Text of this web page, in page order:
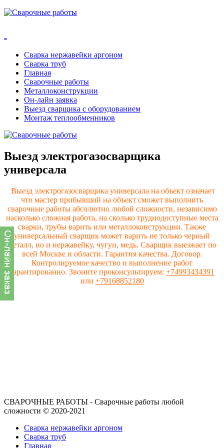
Сварка нержавейки аргоном
Сварка труб
Главная
Сварочные работы
Металлоконструкции
Он-лайн заявка
Выезд сварщика с оборудованием
Монтаж теплообменников
Выезд электрогазосварщика
универсала
Выезд электрогазосварщика универсала на объект означает
что мастер прибывший на объект сможет выполнить
сварочные работы абсолютно любой сложности, независимо
насколько сложная работа, на сколько труднодоступные места
сварки, трубы варить или металлоконструкции. Также
универсальный сварщик может варить не только черный
металл, но и нержавейку, чугун, медь. Сварщик выезжает по
всей Москве и области. Гарантия качества. Договор.
Контролируемое качество и выполнение работ
гарантированно. Звоните проконсультируем: +74993434391
или +79168852180
СВАРОЧНЫЕ РАБОТЫ - Сварочные работы любой
сложности © 2020-2021
Сварка нержавейки аргоном
Сварка труб
Главная